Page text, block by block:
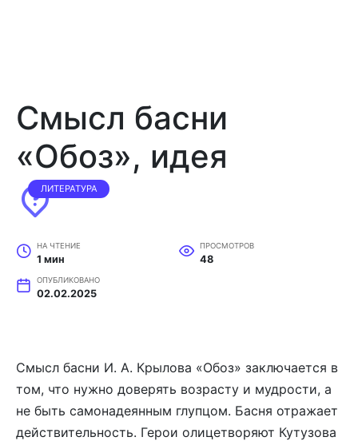
Смысл басни
«Обоз», идея
ЛИТЕРАТУРА
НА ЧТЕНИЕ
1 мин
ПРОСМОТРОВ
48
ОПУБЛИКОВАНО
02.02.2025
Смысл басни И. А. Крылова «Обоз» заключается в
том, что нужно доверять возрасту и мудрости, а
не быть самонадеянным глупцом. Басня отражает
действительность. Герои олицетворяют Кутузова